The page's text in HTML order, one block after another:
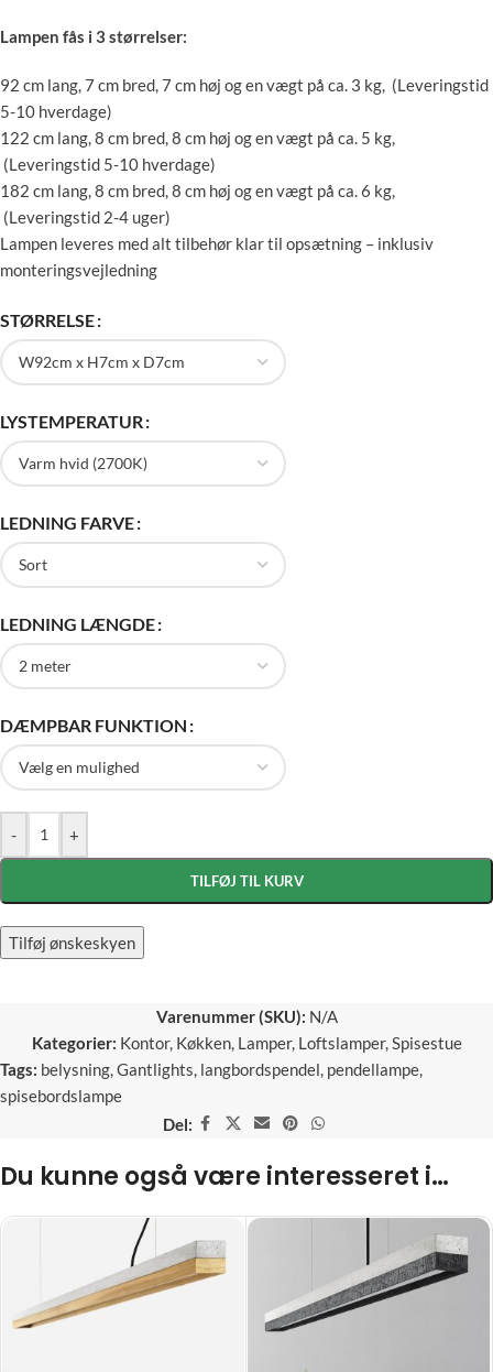
Lampen fås i 3 størrelser:
92 cm lang, 7 cm bred, 7 cm høj og en vægt på ca. 3 kg, (Leveringstid
5-10 hverdage)
122 cm lang, 8 cm bred, 8 cm høj og en vægt på ca. 5 kg,
(Leveringstid 5-10 hverdage)
182 cm lang, 8 cm bred, 8 cm høj og en vægt på ca. 6 kg,
(Leveringstid 2-4 uger)
Lampen leveres med alt tilbehør klar til opsætning – inklusiv
monteringsvejledning
STØRRELSE
LYSTEMPERATUR
LEDNING FARVE
LEDNING LÆNGDE
DÆMPBAR FUNKTION
- +
TILFØJ TIL KURV
Tilføj ønskeskyen
Varenummer (SKU): N/A
Kategorier: Kontor, Køkken, Lamper, Loftslamper,Spisestue
Tags: belysning,Gantlights, langbordspendel, pendellampe,
spisebordslampe
Del:
Du kunne også være interesseret i…